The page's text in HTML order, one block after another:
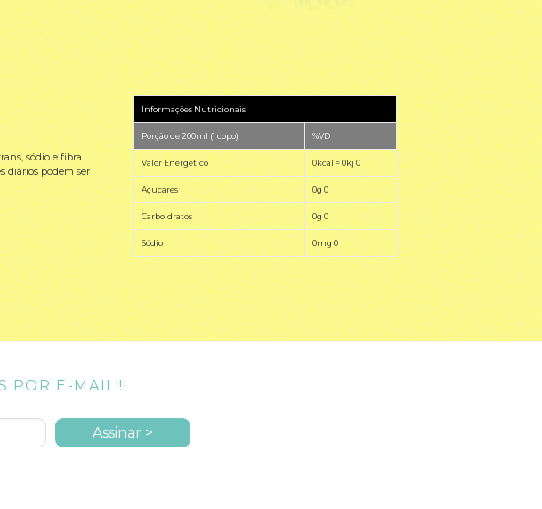
sódio e fibra
diários podem ser
Informações Nutricionais
Porção de 200ml (1 copo) %VD
Valor Energético 0kcal = 0kj 0
Açucares 0g 0
Carboidratos 0g 0
Sódio 0mg 0
POR E-MAIL!!!